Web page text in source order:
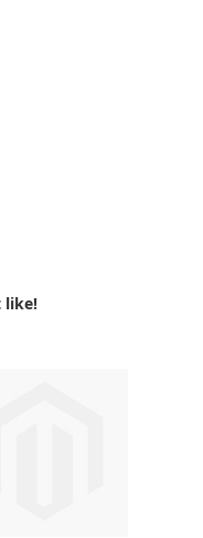
like!